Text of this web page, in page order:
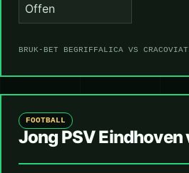
Offen
BRUK-BET BEGRIFFALICA VS CRACOVIA
FOOTBALL
Jong PSV Eindhoven